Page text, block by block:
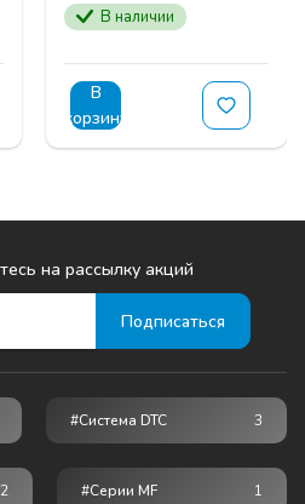
В наличии
В
корзину
на рассылку акций
#Система DTC 3
2 #серии MF 1